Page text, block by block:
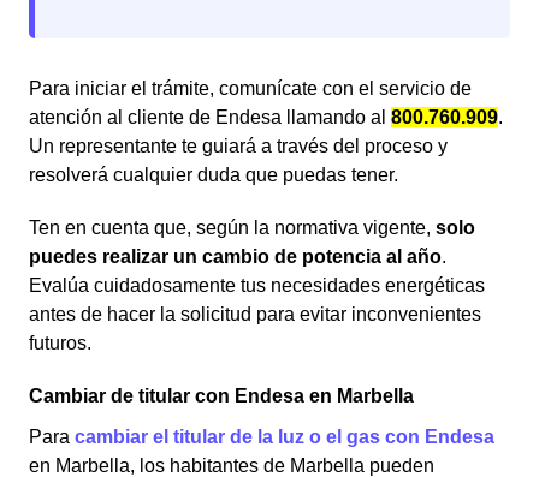
Para iniciar el trámite, comunícate con el servicio de
atención al cliente de Endesa llamando al 800.760.909.
Un representante te guiará a través del proceso y
resolverá cualquier duda que puedas tener.
Ten en cuenta que, según la normativa vigente, solo
puedes realizar un cambio de potencia al año.
Evalúa cuidadosamente tus necesidades energéticas
antes de hacer la solicitud para evitar inconvenientes
futuros.
Cambiar de titular con Endesa en Marbella
Para cambiar el titular de la luz o el gas con Endesa
en Marbella, los habitantes de Marbella pueden